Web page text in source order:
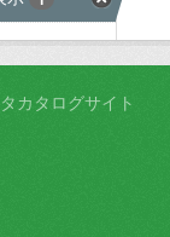
カタログサイト